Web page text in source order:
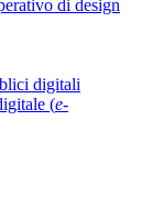
di design
digitali
(e-